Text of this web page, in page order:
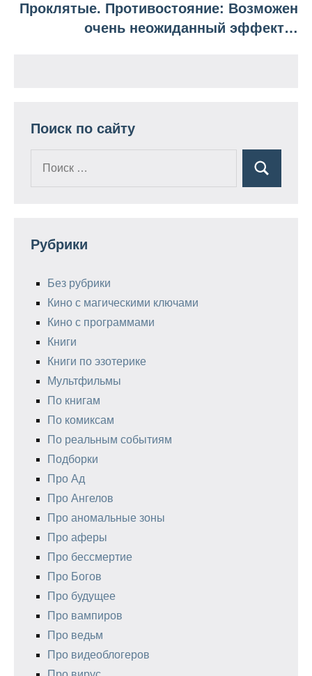
Проклятые. Противостояние: Возможен
очень неожиданный эффект…
Поиск по сайту
Поиск
Рубрики
Без рубрики
Кино с магическими ключами
Кино с программами
Книги
Книги по эзотерике
Мультфильмы
По книгам
По комиксам
По реальным событиям
Подборки
Про Ад
Про Ангелов
Про аномальные зоны
Про аферы
Про бессмертие
Про Богов
Про будущее
Про вампиров
Про ведьм
Про видеоблогеров